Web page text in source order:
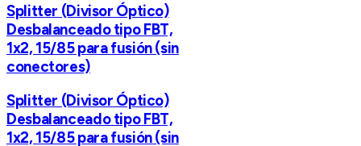
Splitter (Divisor Óptico)
Desbalanceado tipo FBT,
1x2, 15/85 para fusión (sin
conectores)
Splitter (Divisor Óptico)
Desbalanceado tipo FBT,
1x2, 15/85 para fusión (sin